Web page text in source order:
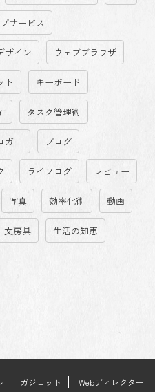
サービス
ザイン ウェブブラウザ
ト キーボード
タスク管理術
ガー ブログ
ライフログ レビュー
写真 効率化術 動画
文房具 生活の知恵
ガジェット
Webディレクター